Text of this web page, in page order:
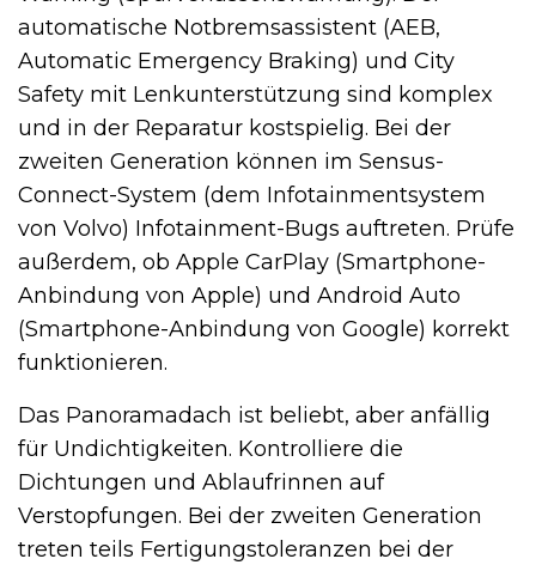
automatische Notbremsassistent (AEB,
Automatic Emergency Braking) und City
Safety mit Lenkunterstützung sind komplex
und in der Reparatur kostspielig. Bei der
zweiten Generation können im Sensus-
Connect-System (dem Infotainmentsystem
von Volvo) Infotainment-Bugs auftreten. Prüfe
außerdem, ob Apple CarPlay (Smartphone-
Anbindung von Apple) und Android Auto
(Smartphone-Anbindung von Google) korrekt
funktionieren.
Das Panoramadach ist beliebt, aber anfällig
für Undichtigkeiten. Kontrolliere die
Dichtungen und Ablaufrinnen auf
Verstopfungen. Bei der zweiten Generation
treten teils Fertigungstoleranzen bei der